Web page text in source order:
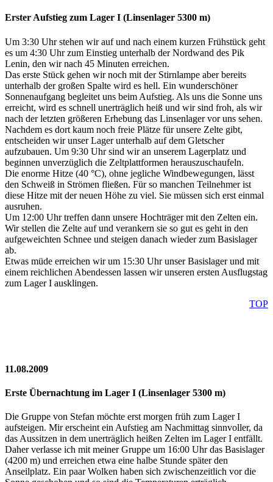
Erster Aufstieg zum Lager I (Linsenlager 5300 m)
Um 3:30 Uhr stehen wir auf und nach einem kurzen Frühstück geht
es um 4:30 Uhr zum Einstieg unterhalb der Nordwand des Pik
Lenin, den wir nach 45 Minuten erreichen.
Das erste Stück gehen wir noch mit der Stirnlampe aber bereits
unterhalb der großen Spalte wird es hell. Ein wunderschöner
Sonnenaufgang begleitet uns beim Aufstieg. Als uns die Sonne uns
erreicht, wird es schnell unerträglich heiß und wir sind froh, als wir
nach der letzten größeren Erhebung das Linsenlager vor uns sehen.
Nachdem es dort kaum noch freie Plätze für unsere Zelte gibt,
entscheiden wir unser Lager unterhalb auf dem Gletscher
aufzubauen. Um 9:30 Uhr sind wir an unserem Lagerplatz und
beginnen unverzüglich die Zeltplattformen herauszuschaufeln.
Die enorme Hitze (40 °C), ohne jegliche Windbewegungen, lässt
den Schweiß in Strömen fließen. Für so manchen Teilnehmer ist
diese Hitze mit der neuen Höhe zu viel. Sie müssen sich erst einmal
ausruhen.
Um 12:00 Uhr treffen dann unsere Hochträger mit den Zelten ein.
Wir stellen die Zelte auf und verankern sie so gut es geht in den
aufgeweichten Schnee und steigen danach wieder zum Basislager
ab.
Etwas müde erreichen wir um 15:30 Uhr unser Basislager und mit
einem reichlichen Abendessen lassen wir unseren ersten Ausflugstag
zum Lager I ausklingen.
TOP
11.08.2009
Erste Übernachtung im Lager I (Linsenlager 5300 m)
Die Gruppe von Stefan möchte erst morgen früh zum Lager I
aufsteigen. Mir erscheint ein Aufstieg am Nachmittag sinnvoller, da
das Aussitzen in dem unerträglich heißen Zelten im Lager I entfällt.
Daher verlasse ich mit meiner Gruppe um 16:00 Uhr das Basislager
(4200 m) und erreichen etwa eine halbe Stunde später den
Anseilplatz. Ein paar Wolken haben sich zwischenzeitlich vor die